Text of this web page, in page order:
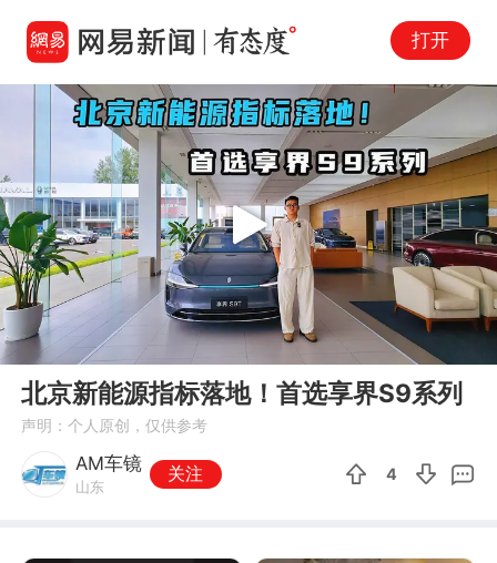
打开
00:00 05:14
Play
北京新能源指标落地！首选享界S9系列
声明：个人原创，仅供参考
AM车镜
山东
关注 4